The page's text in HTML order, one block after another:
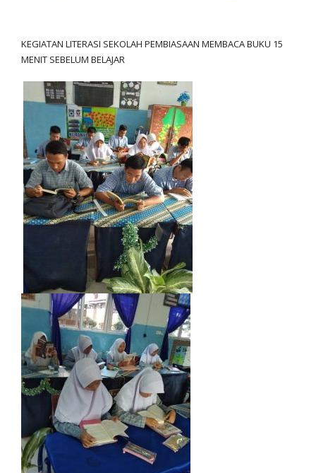
KEGIATAN LITERASI SEKOLAH PEMBIASAAN MEMBACA BUKU 15
MENIT SEBELUM BELAJAR